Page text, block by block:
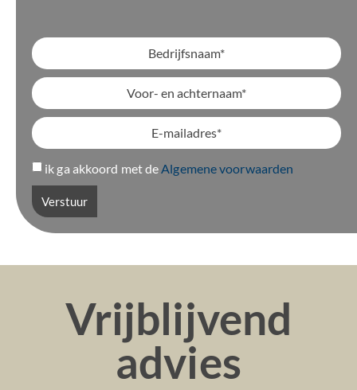
ik ga akkoord met deAlgemene voorwaarden
Verstuur
Vrijblijvend
advies